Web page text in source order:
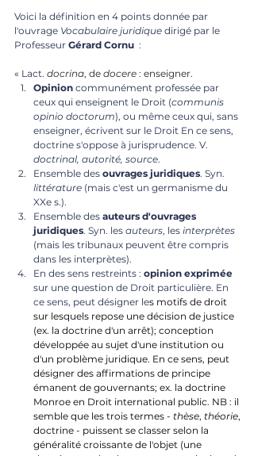
Voici la définition en 4 points donnée par
l'ouvrage Vocabulaire juridique dirigé par le
Professeur Gérard Cornu :
« Lact. docrina, de docere : enseigner.
Opinion communément professée par
ceux qui enseignent le Droit (communis
opinio doctorum), ou même ceux qui, sans
enseigner, écrivent sur le Droit En ce sens,
doctrine s'oppose à jurisprudence. V.
doctrinal, autorité, source.
Ensemble des ouvrages juridiques. Syn.
littérature (mais c'est un germanisme du
XXe s.).
Ensemble des auteurs d'ouvrages
juridiques. Syn. les auteurs, les interprètes
(mais les tribunaux peuvent être compris
dans les interprètes).
En des sens restreints : opinion exprimée
sur une question de Droit particulière. En
ce sens, peut désigner les motifs de droit
sur lesquels repose une décision de justice
(ex. la doctrine d'un arrêt); conception
développée au sujet d'une institution ou
d'un problème juridique. En ce sens, peut
désigner des affirmations de principe
émanent de gouvernants; ex. la doctrine
Monroe en Droit international public. NB : il
semble que les trois termes - thèse, théorie,
doctrine - puissent se classer selon la
généralité croissante de l'objet (une